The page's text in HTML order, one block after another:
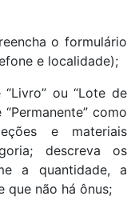
o formulário
e localidade);
“Livro” ou “Lote de
como
e materiais
descreva os
a quantidade, a
que não há ônus;